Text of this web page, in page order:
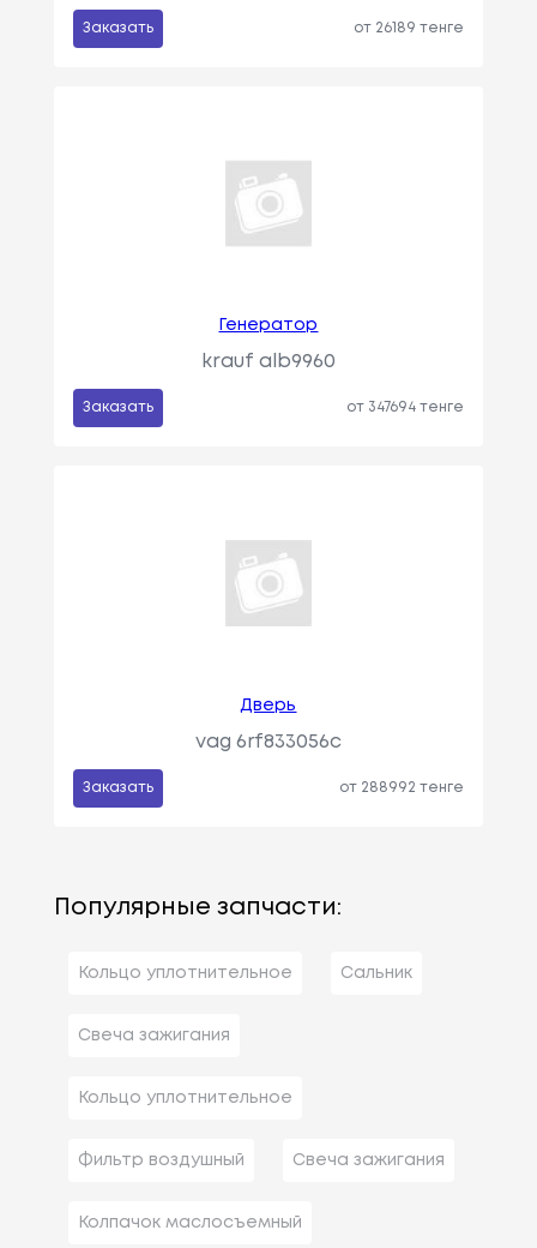
Заказать от 26189 тенге
Генератор
krauf alb9960
Заказать от 347694 тенге
Дверь
vag 6rf833056c
Заказать от 288992 тенге
Популярные запчасти:
Кольцо уплотнительное Сальник
Свеча зажигания
Кольцо уплотнительное
Фильтр воздушный Свеча зажигания
Колпачок маслосъемный